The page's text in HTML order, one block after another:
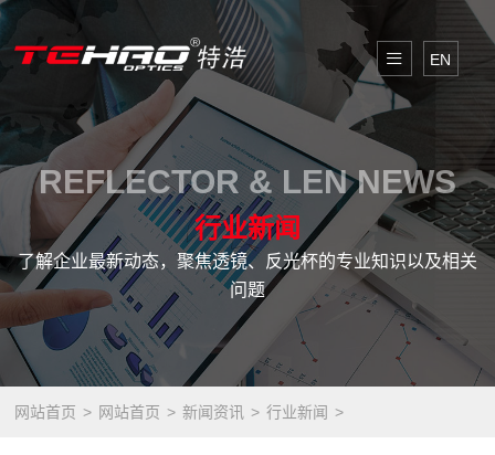
EN
REFLECTOR & LEN NEWS
行业新闻
了解企业最新动态，聚焦透镜、反光杯的专业知识以及相关
问题
网站首页 网站首页 新闻资讯 行业新闻